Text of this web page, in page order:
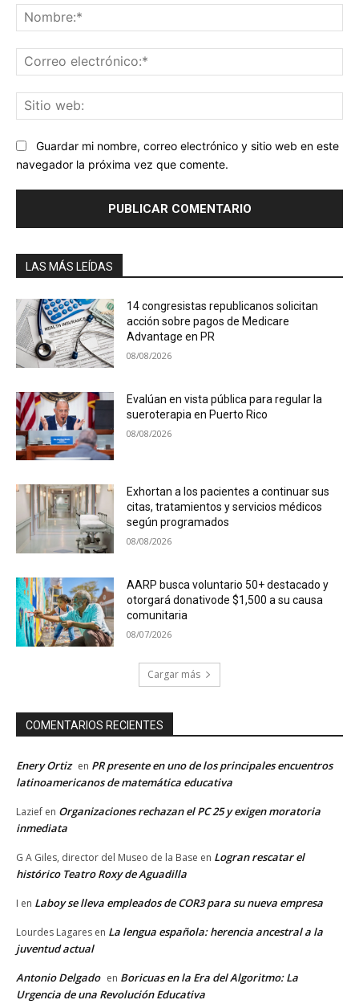
Guardar mi nombre, correo electrónico y sitio web en este
navegador la próxima vez que comente.
LAS MÁS LEÍDAS
14 congresistas republicanos solicitan
acción sobre pagos de Medicare
Advantage en PR
08/08/2026
Evalúan en vista pública para regular la
sueroterapia en Puerto Rico
08/08/2026
Exhortan a los pacientes a continuar sus
citas, tratamientos y servicios médicos
según programados
08/08/2026
AARP busca voluntario 50+ destacado y
otorgará donativode $1,500 a su causa
comunitaria
08/07/2026
Cargar más
COMENTARIOS RECIENTES
Enery Ortiz en PR presente en uno de los principales encuentros
latinoamericanos de matemática educativa
Lazief en Organizaciones rechazan el PC 25 y exigen moratoria
inmediata
G A Giles, director del Museo de la Base en Logran rescatar el
histórico Teatro Roxy de Aguadilla
I en Laboy se lleva empleados de COR3 para su nueva empresa
Lourdes Lagares en La lengua española: herencia ancestral a la
juventud actual
Antonio Delgado en Boricuas en la Era del Algoritmo: La
Urgencia de una Revolución Educativa